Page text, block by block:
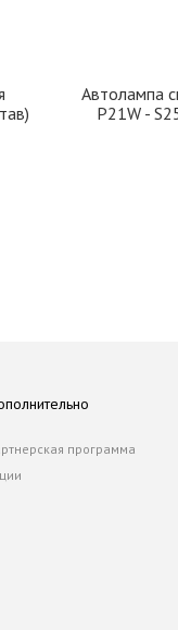
Автолампа
P21W -
программа